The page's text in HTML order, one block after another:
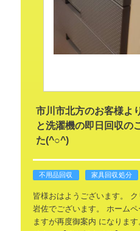
市川市北方のお客様よ
と洗濯機の即日回収の
た(^○^)
不用品回収 家具回収処分
皆様おはようございます。
岩佐でございます。
ホーム
ますが再度御案内 になりま